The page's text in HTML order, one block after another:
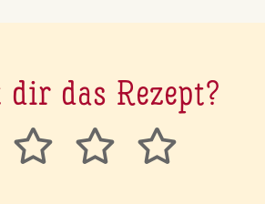
das Rezept?